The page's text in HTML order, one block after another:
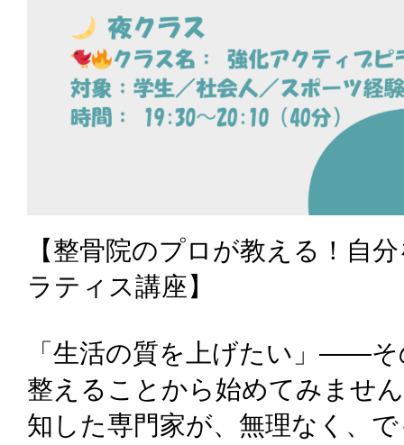
【整骨院のプロが教える！自
ラティス講座】
「生活の質を上げたい」——
整えることから始めてみませ
知した専門家が、無理なく、